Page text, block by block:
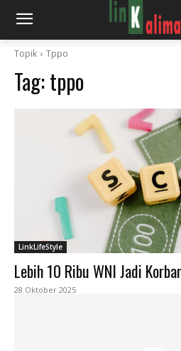
Topik Tppo
Tag:tppo
LinkLifeStyle
Lebih 10 Ribu WNI Jadi
28 Oktober 2025